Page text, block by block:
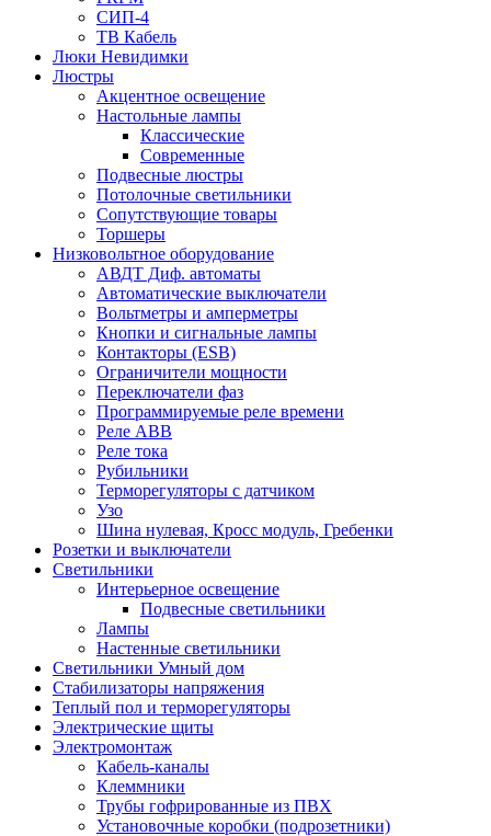
СИП-4
ТВ Кабель
Люки Невидимки
Люстры
Акцентное освещение
Настольные лампы
Классические
Современные
Подвесные люстры
Потолочные светильники
Сопутствующие товары
Торшеры
Низковольтное оборудование
АВДT Диф. автоматы
Автоматические выключатели
Вольтметры и амперметры
Кнопки и сигнальные лампы
Контакторы (ESB)
Ограничители мощности
Переключатели фаз
Программируемые реле времени
Реле ABB
Реле тока
Рубильники
Терморегуляторы с датчиком
Узо
Шина нулевая, Кросс модуль, Гребенки
Розетки и выключатели
Светильники
Интерьерное освещение
Подвесные светильники
Лампы
Настенные светильники
Светильники Умный дом
Стабилизаторы напряжения
Теплый пол и терморегуляторы
Электрические щиты
Электромонтаж
Кабель-каналы
Клеммники
Трубы гофрированные из ПВХ
Установочные коробки (подрозетники)